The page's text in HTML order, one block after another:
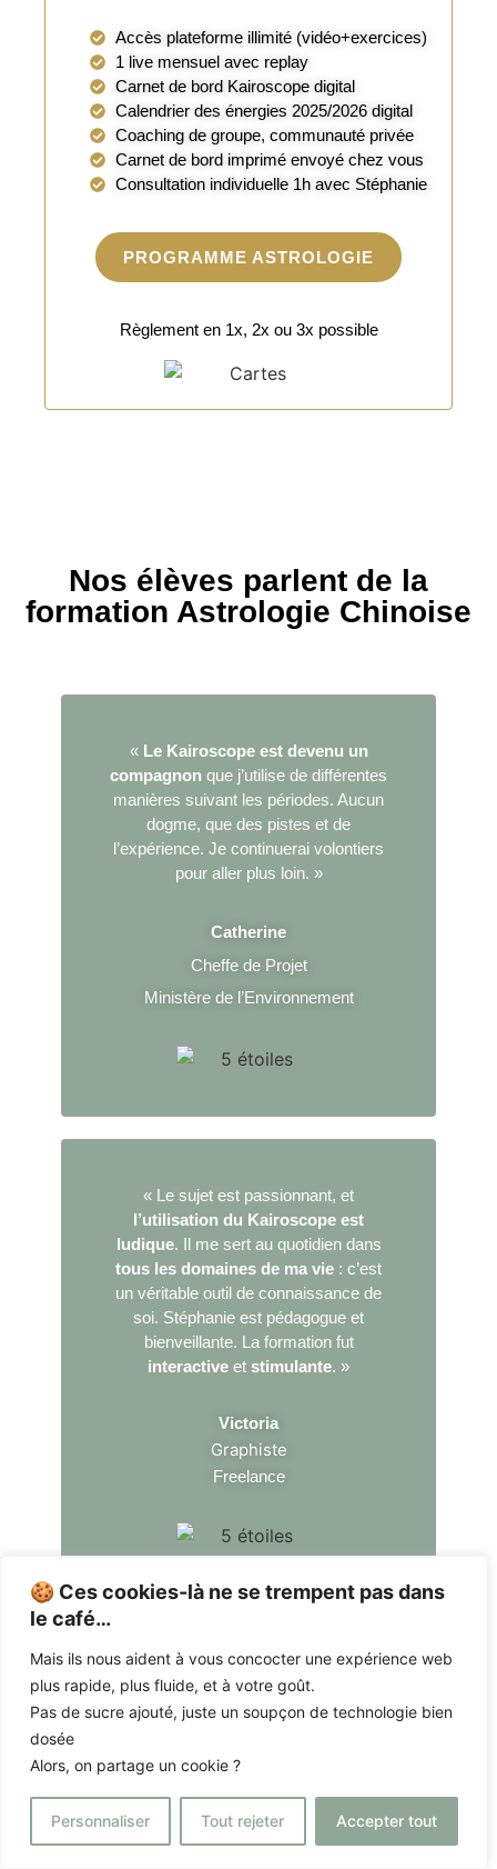
🍪 Ces cookies-là ne se trempent pas dans
le café…
Mais ils nous aident à vous concocter une expérience web
plus rapide, plus fluide, et à votre goût.
Pas de sucre ajouté, juste un soupçon de technologie bien
dosée
Alors, on partage un cookie ?
Personnaliser Tout rejeter Accepter tout
Accès plateforme illimité (vidéo+exercices)
1 live mensuel avec replay
Carnet de bord Kairoscope digital
Calendrier des énergies 2025/2026 digital
Coaching de groupe, communauté privée
Carnet de bord imprimé envoyé chez vous
Consultation individuelle 1h avec Stéphanie
PROGRAMME ASTROLOGIE
Règlement en 1x, 2x ou 3x possible
Nos élèves parlent de la
formation Astrologie Chinoise
« Le Kairoscope est devenu un
compagnon que j’utilise de différentes
manières suivant les périodes. Aucun
dogme, que des pistes et de
l’expérience. Je continuerai volontiers
pour aller plus loin. »
Catherine
Cheffe de Projet
Ministère de l’Environnement
« Le sujet est passionnant, et
l’utilisation du Kairoscope est
ludique. Il me sert au quotidien dans
tous les domaines de ma vie : c’est
un véritable outil de connaissance de
soi. Stéphanie est pédagogue et
bienveillante. La formation fut
interactive et stimulante. »
Victoria
Graphiste
Freelance
« Avec le Kairoscope, j’ai réussi à
clarifier ce que je voulais et ce que je
ne voulais plus. Je me suis
ma route désormais avec de nouveaux
alliés. »